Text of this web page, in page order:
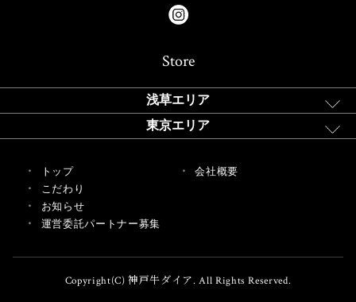
Store
浅草エリア
東京エリア
トップ
こだわり
お知らせ
運営委託パートナー募集
会社概要
Copyright(C) 神戸牛ダイア. All Rights Reserved.